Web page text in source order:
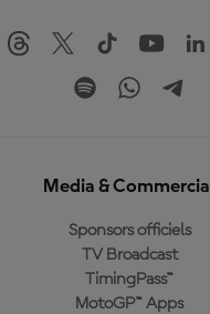
Media &
Sponsors officiels
TV Broadcast
TimingPass™
MotoGP™ Apps